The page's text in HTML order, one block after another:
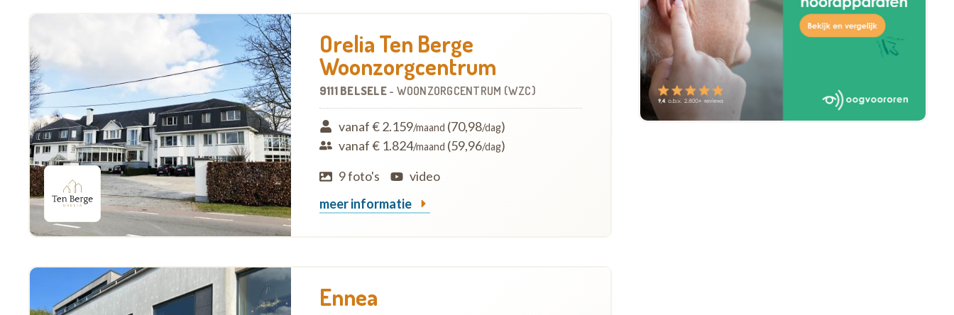
Orelia Ten Berge
Woonzorgcentrum
9111 BELSELE - WOONZORGCENTRUM (WZC)
vanaf € 2.159/maand (70,98/dag)
vanaf € 1.824/maand (59,96/dag)
9 foto's
video
meer informatie
Ennea